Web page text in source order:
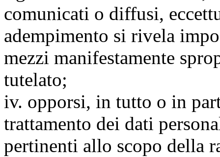
comunicati o diffusi,
adempimento si rivela
mezzi manifestamente
tutelato;
iv. opporsi, in tutto o in
trattamento dei dati
pertinenti allo scopo della